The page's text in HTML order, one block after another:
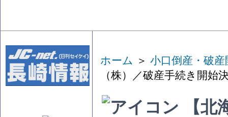
ホーム ＞ 小口倒産・破産
（株）／破産手続き開始
【北